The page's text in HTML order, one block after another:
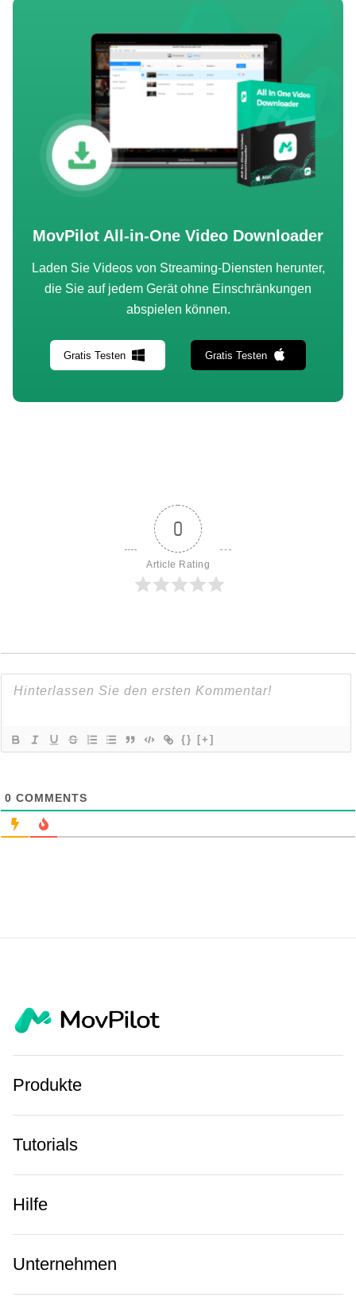
MovPilot All-in-One Video Downloader
Laden Sie Videos von Streaming-Diensten herunter,
die Sie auf jedem Gerät ohne Einschränkungen
abspielen können.
Gratis Testen Gratis Testen
0
Article Rating
{} [+]
0 COMMENTS
Produkte
Tutorials
Hilfe
Unternehmen